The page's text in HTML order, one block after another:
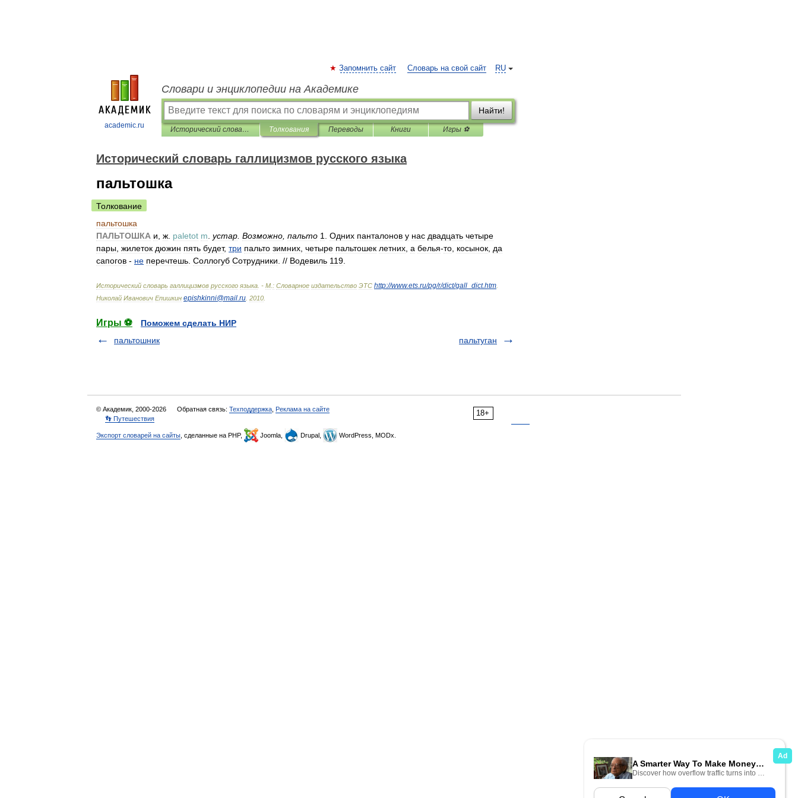
academic.ru
RU
Запомнить сайт Словарь на свой сайт
Словари и энциклопедии на Академике
Найти!
Исторический словарь галлицизмов русского языка Толкования Переводы Книги Игры ⚽
Исторический словарь галлицизмов русского языка
пальтошка
Толкование
пальтошка
ПАЛЬТОШКА и ж paletot m устар Возможно пальто 1 Одних панталонов у нас двадцать четыре
пары жилеток дюжин пять будет, три пальто зимних четыре пальтошек летних а белья-то косынок да
сапогов - не перечтешь Соллогуб Сотрудники . // Водевиль 119
Исторический словарь галлицизмов русского языка . - М : Словарное издательство ЭТС http://www.ets.ru/pg/r/dict/gall dict.htm
Николай Иванович Епишкин epishkinni@mail.ru 2010
Игры ⚽
Поможем сделать НИР
пальтошник
пальтуган
18+
© Академик, 2000-2026 Обратная связь: Техподдержка Реклама на сайте
👣 Путешествия
Экспорт словарей на сайты , сделанные на PHP, Joomla, Drupal, WordPress, MODx.